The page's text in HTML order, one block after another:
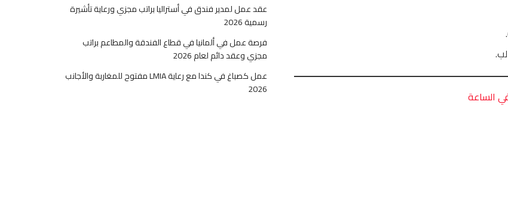
عقد عمل لمدير فندق في أستراليا براتب مجزي ورعاية تأشيرة
رسمية 2026
فرصة عمل في ألمانيا في قطاع الفندقة والمطاعم براتب
مجزي وعقد دائم لعام 2026
عمل كصباغ في كندا مع رعاية LMIA مفتوح للمغاربة والأجانب
2026